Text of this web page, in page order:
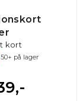
kort
50+ på lager